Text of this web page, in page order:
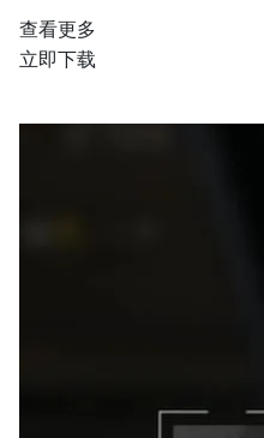
查看更多
立即下载